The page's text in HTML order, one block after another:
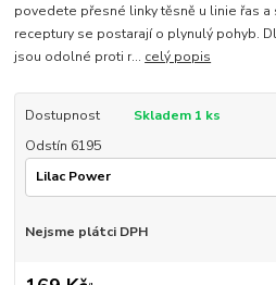
povedete přesné linky těsně u linie řas a
receptury se postarají o plynulý pohyb.
jsou odolné proti r... celý popis
Dostupnost
Skladem 1 ks
Odstín 6195
Nejsme plátci DPH